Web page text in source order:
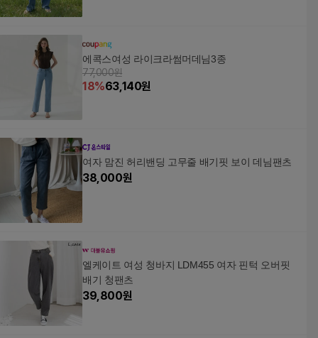
에콕스여성 라이크라썸머데님3종
77,000원
18%63,140원
여자 맘진 허리밴딩 고무줄 배기핏 보이 데님팬츠
38,000원
엘케이트 여성 청바지 LDM455 여자 핀턱 오버핏
배기 청팬츠
39,800원